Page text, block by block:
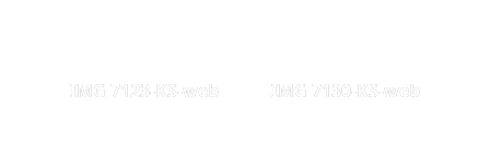
IMG 7123-KS-web IMG 7130-KS-web